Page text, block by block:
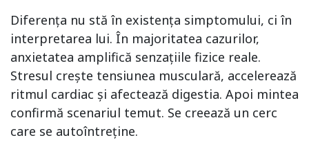
Diferența nu stă în existența simptomului, ci în
interpretarea lui. În majoritatea cazurilor,
anxietatea amplifică senzațiile fizice reale.
Stresul crește tensiunea musculară, accelerează
ritmul cardiac și afectează digestia. Apoi mintea
confirmă scenariul temut. Se creează un cerc
care se autoîntreține.